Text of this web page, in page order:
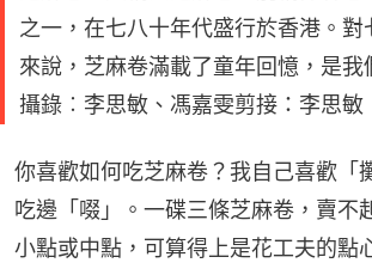
之一，在七八十年代盛行於香港。對
來說，芝麻卷滿載了童年回憶，是我
攝錄︰李思敏、馮嘉雯剪接：李思敏
你喜歡如何吃芝麻卷？我自己喜歡「
吃邊「啜」。一碟三條芝麻卷，賣不
小點或中點，可算得上是花工夫的點